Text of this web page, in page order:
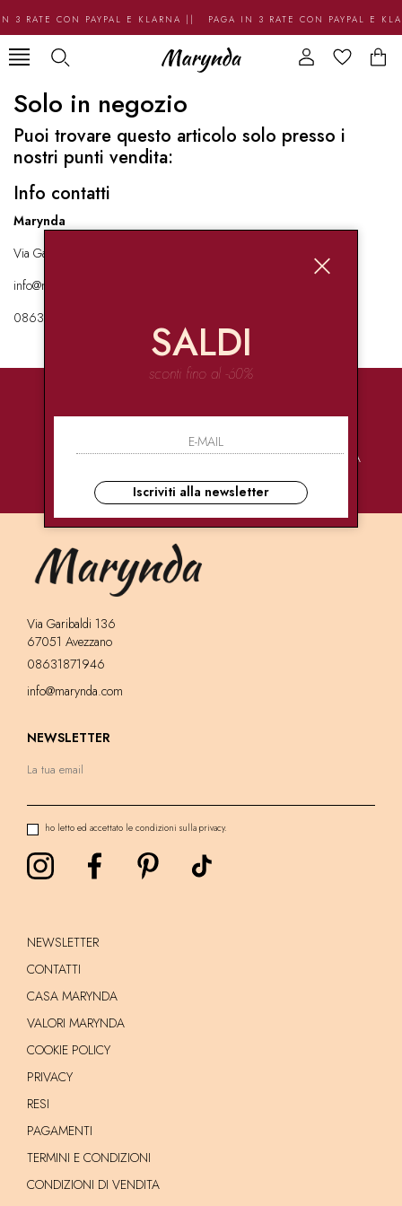
3 RATE CON PAYPAL E KLARNA || PAGA IN 3 RATE CON PAYPAL E
Solo in negozio
Puoi trovare questo articolo solo presso i
nostri punti vendita:
Info contatti
Marynda
Via Garibaldi 136 67051 Avezzano
info@marynda.com
08631871946
PAGAMENTI
CONSEGNE
ULTRA RAPIDE
ASSISTENZA
Via Garibaldi 136
67051 Avezzano
08631871946
info@marynda.com
NEWSLETTER
ho letto ed accettato le condizioni sulla privacy.
NEWSLETTER
CONTATTI
CASA MARYNDA
VALORI MARYNDA
COOKIE POLICY
PRIVACY
RESI
PAGAMENTI
TERMINI E CONDIZIONI
CONDIZIONI DI VENDITA
SALDI
sconti fino al -60%
Iscriviti alla newsletter